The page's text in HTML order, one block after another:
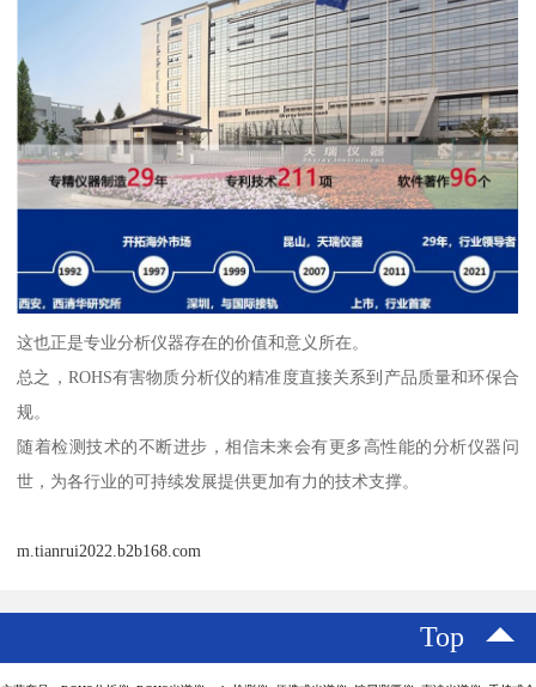
这也正是专业分析仪器存在的价值和意义所在。
总之，ROHS有害物质分析仪的精准度直接关系到产品质量和环保合
规。
随着检测技术的不断进步，相信未来会有更多高性能的分析仪器问
世，为各行业的可持续发展提供更加有力的技术支撑。
m.tianrui2022.b2b168.com
Top